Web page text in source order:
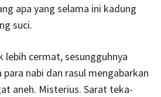
apa yang selama ini kadung
suci.
cermat, sesungguhnya
nabi dan rasul mengabarkan
aneh. Misterius. Sarat teka-